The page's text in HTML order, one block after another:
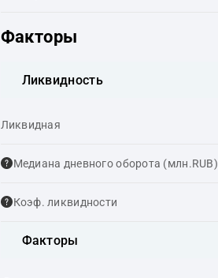
Факторы
Ликвидность
Ликвидная
Медиана дневного оборота (млн.RUB)
Коэф. ликвидности
Факторы